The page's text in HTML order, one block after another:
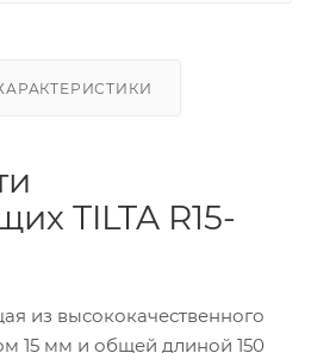
TILTA R15-
из высококачественного
15 мм и общей длиной 150